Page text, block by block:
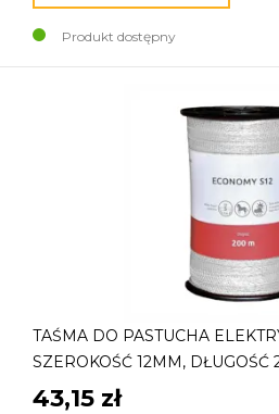
Produkt dostępny
TAŚMA DO PASTUCHA
SZEROKOŚĆ 12MM, DŁUGOŚĆ
43,15 zł